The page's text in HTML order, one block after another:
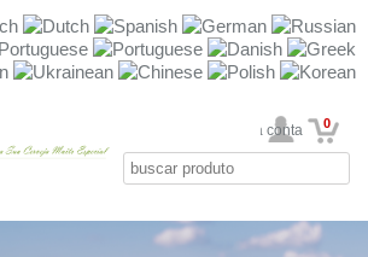
Sua conta 0